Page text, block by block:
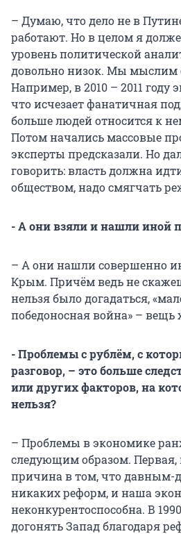
– Думаю, что дело не в
работают. Но в целом я
уровень политической
довольно низок. Мы мыслим
Например, в 2010 – 2011 году
что исчезает фанатичная
больше людей относится к
Потом начались массовые
эксперты предсказали. Но
говорить: власть должна
обществом, надо смягчать
- А они взяли и нашли иной
– А они нашли совершенно
Крым. Причём ведь не
нельзя было догадаться,
победоносная война» – вещь
- Проблемы с рублём, с
разговор, – это больше
или других факторов, на
нельзя?
– Проблемы в экономике
следующим образом. Первая,
причина в том, что давным-
никаких реформ, и наша
неконкурентоспособна. В
догонять Запад благодаря